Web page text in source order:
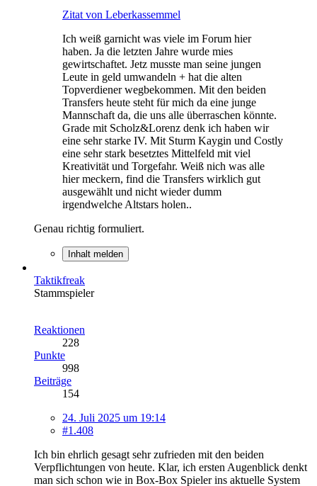
Zitat von Leberkassemmel
Ich weiß garnicht was viele im Forum hier
haben. Ja die letzten Jahre wurde mies
gewirtschaftet. Jetz musste man seine jungen
Leute in geld umwandeln + hat die alten
Topverdiener wegbekommen. Mit den beiden
Transfers heute steht für mich da eine junge
Mannschaft da, die uns alle überraschen könnte.
Grade mit Scholz&Lorenz denk ich haben wir
eine sehr starke IV. Mit Sturm Kaygin und Costly
eine sehr stark besetztes Mittelfeld mit viel
Kreativität und Torgefahr. Weiß nich was alle
hier meckern, find die Transfers wirklich gut
ausgewählt und nicht wieder dumm
irgendwelche Altstars holen..
Genau richtig formuliert.
Inhalt melden
Taktikfreak
Stammspieler
Reaktionen
228
Punkte
998
Beiträge
154
24. Juli 2025 um 19:14
#1.408
Ich bin ehrlich gesagt sehr zufrieden mit den beiden
Verpflichtungen von heute. Klar, ich ersten Augenblick denkt
man sich schon wie in Box-Box Spieler ins aktuelle System